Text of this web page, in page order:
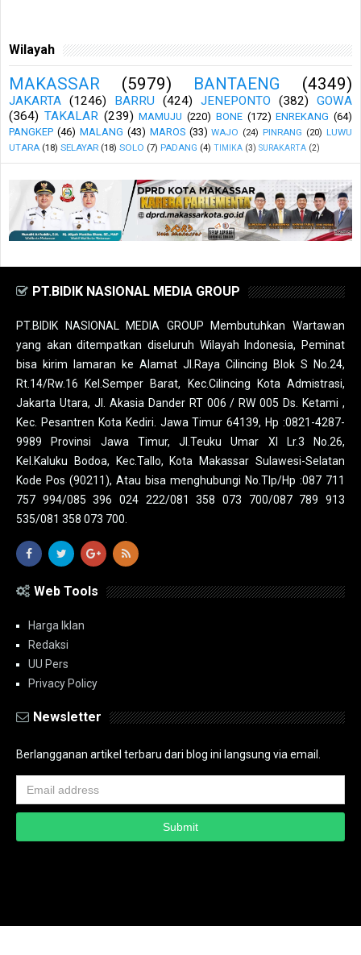
Wilayah
MAKASSAR (5979) BANTAENG (4349)
JAKARTA (1246) BARRU (424) JENEPONTO (382)
GOWA
(364) TAKALAR (239) MAMUJU (220) BONE (172) ENREKANG (64)
PANGKEP (46) MALANG (43) MAROS (33) WAJO (24) PINRANG (20) LUWU
UTARA (18) SELAYAR (18) SOLO (7) PADANG (4) TIMIKA (3) SURAKARTA (2)
PT.BIDIK NASIONAL MEDIA GROUP
PT.BIDIK NASIONAL MEDIA GROUP Membutuhkan Wartawan
yang akan ditempatkan diseluruh Wilayah Indonesia, Peminat
bisa kirim lamaran ke Alamat Jl.Raya Cilincing Blok S No.24,
Rt.14/Rw.16 Kel.Semper Barat, Kec.Cilincing Kota Admistrasi,
Jakarta Utara, Jl. Akasia Dander RT 006 / RW 005 Ds. Ketami ,
Kec. Pesantren Kota Kediri. Jawa Timur 64139, Hp :0821-4287-
9989 Provinsi Jawa Timur, Jl.Teuku Umar XI Lr.3 No.26,
Kel.Kaluku Bodoa, Kec.Tallo, Kota Makassar Sulawesi-Selatan
Kode Pos (90211), Atau bisa menghubungi No.Tlp/Hp :087 711
757 994/085 396 024 222/081 358 073 700/087 789 913
535/081 358 073 700.
Web Tools
Harga Iklan
Redaksi
UU Pers
Privacy Policy
Newsletter
Berlangganan artikel terbaru dari blog ini langsung via email.